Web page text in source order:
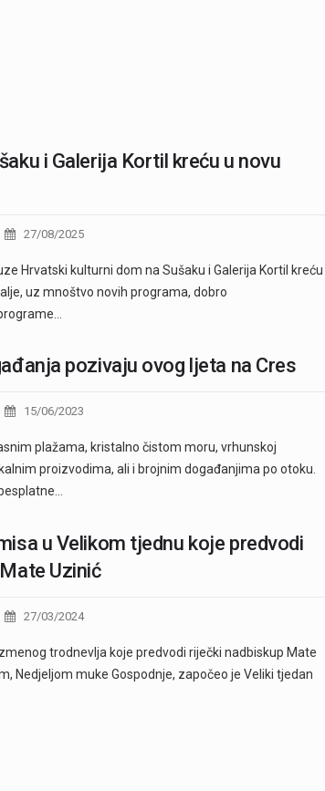
i Galerija Kortil kreću u novu
27/08/2025
Hrvatski kulturni dom na Sušaku i Galerija Kortil kreću
uz mnoštvo novih programa, dobro
pozivaju ovog ljeta na Cres
15/06/2023
plažama, kristalno čistom moru, vrhunskoj
proizvodima, ali i brojnim događanjima po otoku.
u Velikom tjednu koje predvodi
Uzinić
27/03/2024
trodnevlja koje predvodi riječki nadbiskup Mate
Nedjeljom muke Gospodnje, započeo je Veliki tjedan